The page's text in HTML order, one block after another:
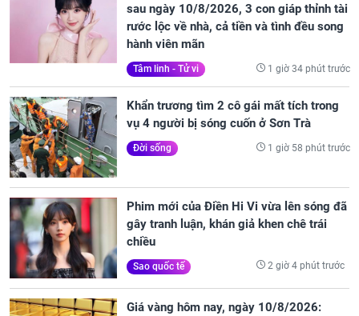
sau ngày 10/8/2026, 3 con giáp thỉnh tài
rước lộc về nhà, cả tiền và tình đều song
hành viên mãn
Tâm linh - Tử vi 1 giờ 34 phút trước
Khẩn trương tìm 2 cô gái mất tích trong
vụ 4 người bị sóng cuốn ở Sơn Trà
Đời sống 1 giờ 58 phút trước
Phim mới của Điền Hi Vi vừa lên sóng đã
gây tranh luận, khán giả khen chê trái
chiều
Sao quốc tế 2 giờ 4 phút trước
Giá vàng hôm nay, ngày 10/8/2026: